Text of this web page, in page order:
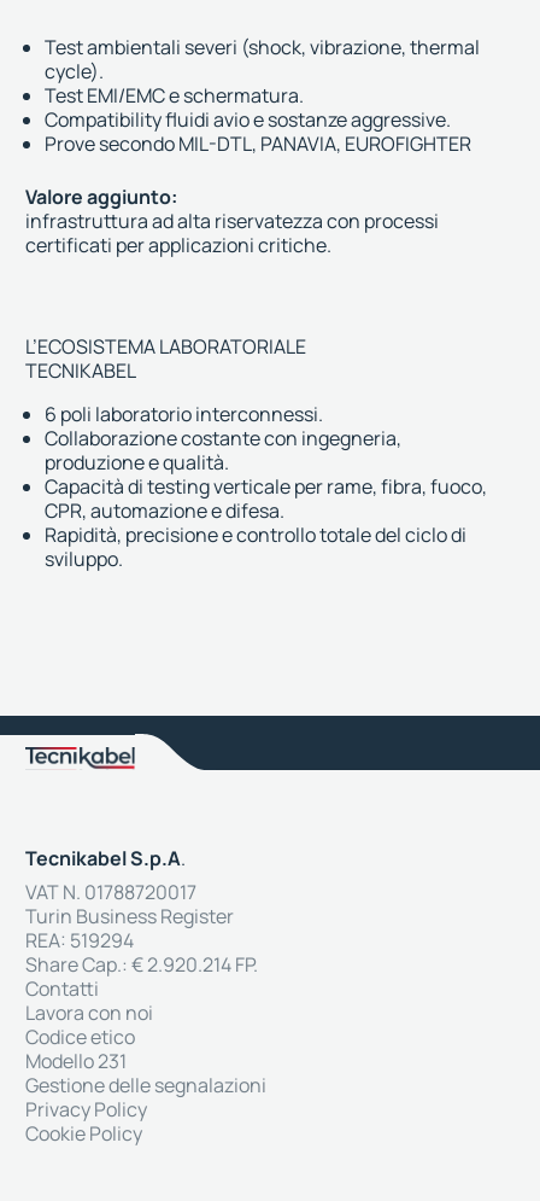
Test ambientali severi (shock, vibrazione, thermal
cycle).
Test EMI/EMC e schermatura.
Compatibility fluidi avio e sostanze aggressive.
Prove secondo MIL-DTL, PANAVIA, EUROFIGHTER
Valore aggiunto:
infrastruttura ad alta riservatezza con processi
certificati per applicazioni critiche.
L’ECOSISTEMA LABORATORIALE
TECNIKABEL
6 poli laboratorio interconnessi.
Collaborazione costante con ingegneria,
produzione e qualità.
Capacità di testing verticale per rame, fibra, fuoco,
CPR, automazione e difesa.
Rapidità, precisione e controllo totale del ciclo di
sviluppo.
Tecnikabel S.p.A.
VAT N. 01788720017
Turin Business Register
REA: 519294
Share Cap.: € 2.920.214 FP.
Contatti
Lavora con noi
Codice etico
Modello 231
Gestione delle segnalazioni
Privacy Policy
Cookie Policy